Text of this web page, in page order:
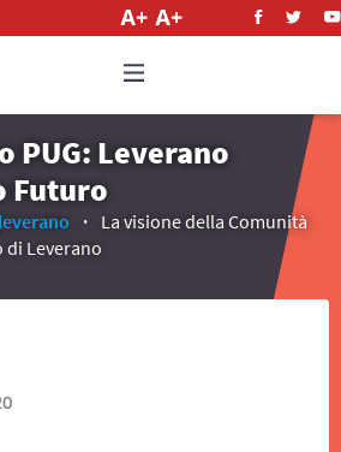
PUG: Leverano
Futuro
La visione della Comunità
di Leverano